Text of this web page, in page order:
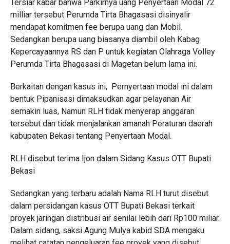
Tersiar kabar bahwa Parkirnya uang Penyertaan Modal 72
milliar tersebut Perumda Tirta Bhagasasi disinyalir
mendapat komitmen fee berupa uang dan Mobil.
Sedangkan berupa uang biasanya diambil oleh Kabag
Kepercayaannya RS dan P untuk kegiatan Olahraga Volley
Perumda Tirta Bhagasasi di Magetan belum lama ini.
Berkaitan dengan kasus ini, Pernyertaan modal ini dalam
bentuk Pipanisasi dimaksudkan agar pelayanan Air
semakin luas, Namun RLH tidak menyerap anggaran
tersebut dan tidak menjalankan amanah Peraturan daerah
kabupaten Bekasi tentang Penyertaan Modal.
RLH disebut terima Ijon dalam Sidang Kasus OTT Bupati
Bekasi
Sedangkan yang terbaru adalah Nama RLH turut disebut
dalam persidangan kasus OTT Bupati Bekasi terkait
proyek jaringan distribusi air senilai lebih dari Rp100 miliar.
Dalam sidang, saksi Agung Mulya kabid SDA mengaku